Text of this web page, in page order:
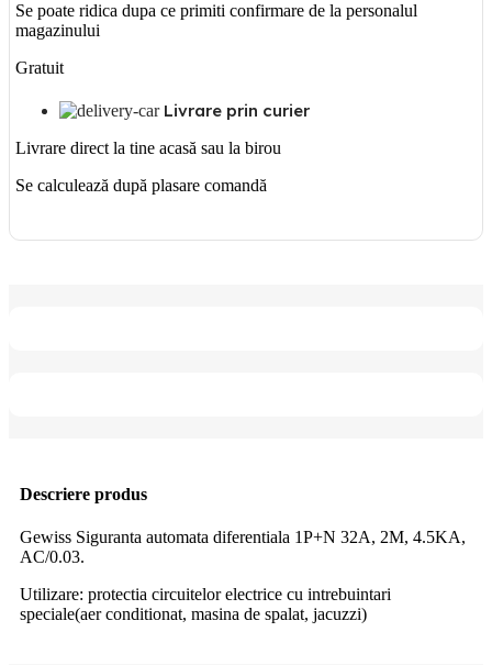
Se poate ridica dupa ce primiti confirmare de la personalul
magazinului
Gratuit
Livrare prin curier
Livrare direct la tine acasă sau la birou
Se calculează după plasare comandă
Descriere produs
Gewiss Siguranta automata diferentiala 1P+N 32A, 2M, 4.5KA,
AC/0.03.
Utilizare: protectia circuitelor electrice cu intrebuintari
speciale(aer conditionat, masina de spalat, jacuzzi)